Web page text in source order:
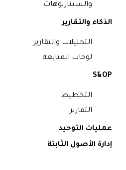
والسيناريوهات
الذكاء والتقارير
التحليلات والتقارير
لوحات المتابعة
S&OP
التخطيط
التقارير
عمليات التوحيد
إدارة الأصول الثابتة